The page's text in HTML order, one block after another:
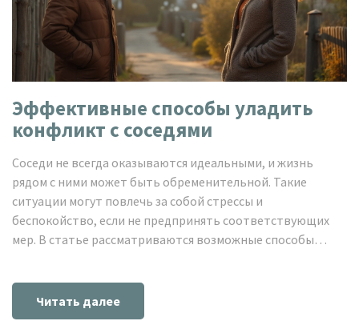
Эффективные способы уладить
конфликт с соседями
Соседи не всегда оказываются идеальными, и жизнь
рядом с ними может быть обременительной. Такие
ситуации могут повлечь за собой стрессы и
беспокойство, если не предпринять соответствующих
мер. В статье рассматриваются возможные способы
Читатели узнают, как вести себя в таких ситуациях,
используя психологические подходы и примеры из жизни.
Читать далее